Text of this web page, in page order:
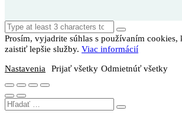
Prosím, vyjadrite súhlas s používaním cookies,
zaistiť lepšie služby. Viac informácií
Nastavenia Prijať všetky Odmietnúť všetky